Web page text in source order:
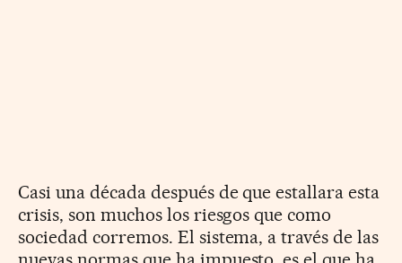
Casi una década después de que estallara esta
crisis, son muchos los riesgos que como
sociedad corremos. El sistema, a través de las